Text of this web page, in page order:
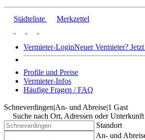
Städteliste Merkzettel
Vermieter-LoginNeuer Vermieter?
Profile und Preise
Vermieter-Infos
Häufige Fragen / FAQ
Schneverdingen|An- und Abreise|1 Gast
Suche nach Ort, Adressen oder Unterkunft
Standort
An- und